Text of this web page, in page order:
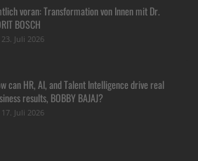
voran: Transformation von Innen mit Dr.
BOSCH
23. Juli 2026
can HR, AI, and Talent Intelligence drive real
results, BOBBY BAJAJ?
17. Juli 2026